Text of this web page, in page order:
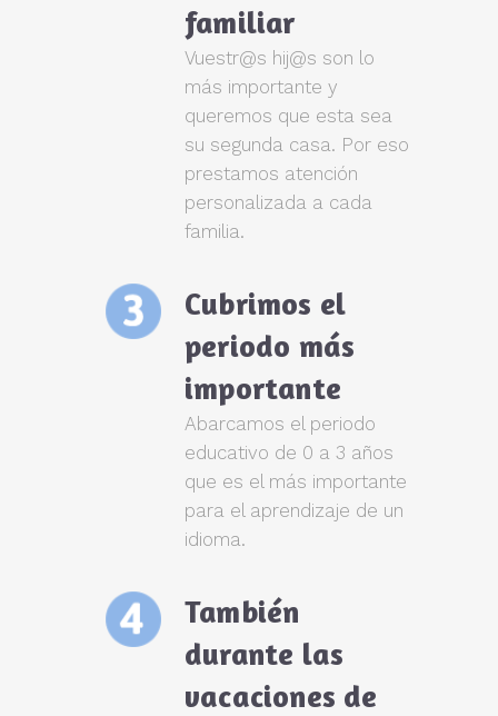
familiar
Vuestr@s hij@s son lo
más importante y
queremos que esta sea
su segunda casa. Por eso
prestamos atención
personalizada a cada
familia.
Cubrimos el
periodo más
importante
Abarcamos el periodo
educativo de 0 a 3 años
que es el más importante
para el aprendizaje de un
idioma.
También
durante las
vacaciones de